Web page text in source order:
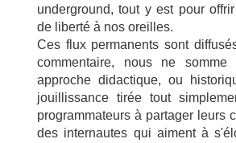
underground, tout y est pour
de liberté à nos oreilles.
Ces flux permanents sont
commentaire, nous ne
approche didactique, ou
jouillissance tirée tout
programmateurs à partager leurs
des internautes qui aiment à